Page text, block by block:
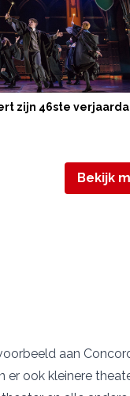
zijn 46ste
Bekijk
aan
ook kleinere